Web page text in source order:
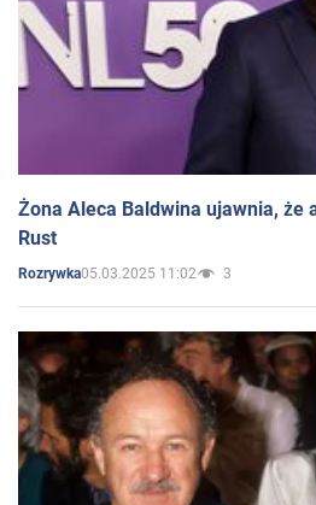
Żona Aleca Baldwina ujawnia, że
Rust
Rozrywka05.03.2025 11:02 3